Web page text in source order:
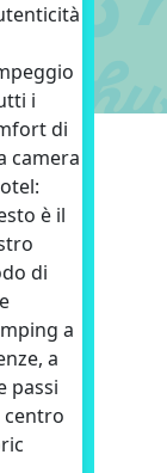
i
di
camera
è il
di
a
a
passi
centro